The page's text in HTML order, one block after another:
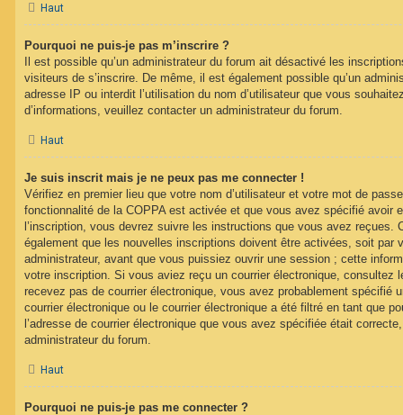
Haut
Pourquoi ne puis-je pas m’inscrire ?
Il est possible qu’un administrateur du forum ait désactivé les
visiteurs de s’inscrire. De même, il est également possible qu’un
adresse IP ou interdit l’utilisation du nom d’utilisateur que vous
d’informations, veuillez contacter un administrateur du forum.
Haut
Je suis inscrit mais je ne peux pas me connecter !
Vérifiez en premier lieu que votre nom d’utilisateur et votre mot de
fonctionnalité de la COPPA est activée et que vous avez spécifié avoir
l’inscription, vous devrez suivre les instructions que vous avez reçues.
également que les nouvelles inscriptions doivent être activées, soit par
administrateur, avant que vous puissiez ouvrir une session ; cette
votre inscription. Si vous aviez reçu un courrier électronique, consultez
recevez pas de courrier électronique, vous avez probablement spécifié
courrier électronique ou le courrier électronique a été filtré en tant que
l’adresse de courrier électronique que vous avez spécifiée était
administrateur du forum.
Haut
Pourquoi ne puis-je pas me connecter ?